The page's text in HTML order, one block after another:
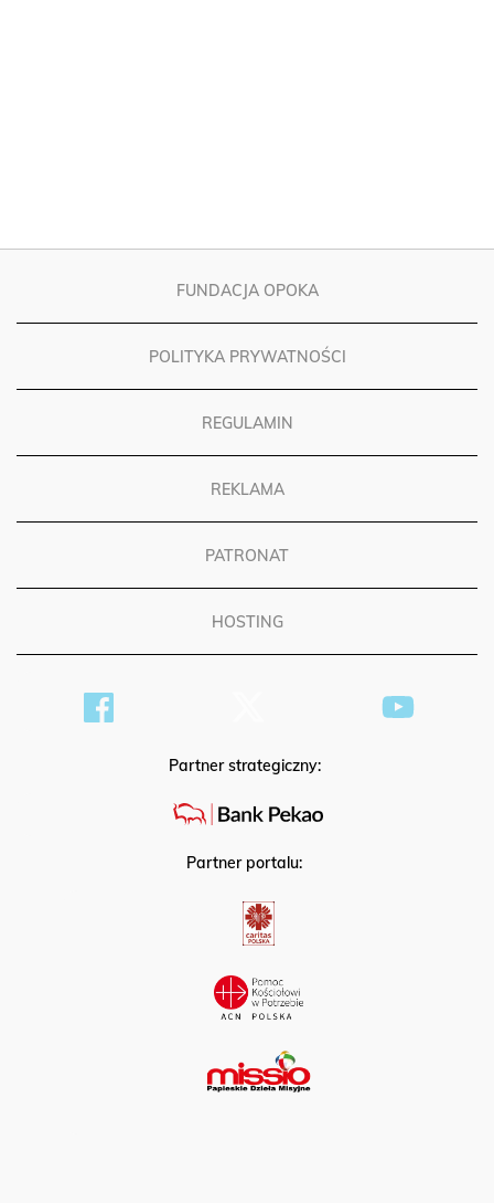
FUNDACJA OPOKA
POLITYKA PRYWATNOŚCI
REGULAMIN
REKLAMA
PATRONAT
HOSTING
Partner strategiczny:
Partner portalu: